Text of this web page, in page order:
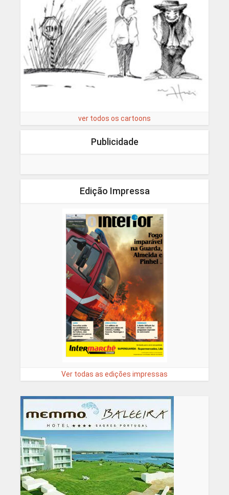
ver todos os cartoons
Publicidade
Edição Impressa
Ver todas as edições impressas